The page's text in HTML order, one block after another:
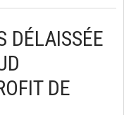
DÉLAISSÉE
DE